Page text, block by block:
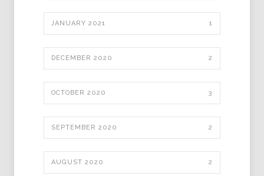
JANUARY 2021 1
DECEMBER 2020 2
OCTOBER 2020 3
SEPTEMBER 2020 2
AUGUST 2020 2